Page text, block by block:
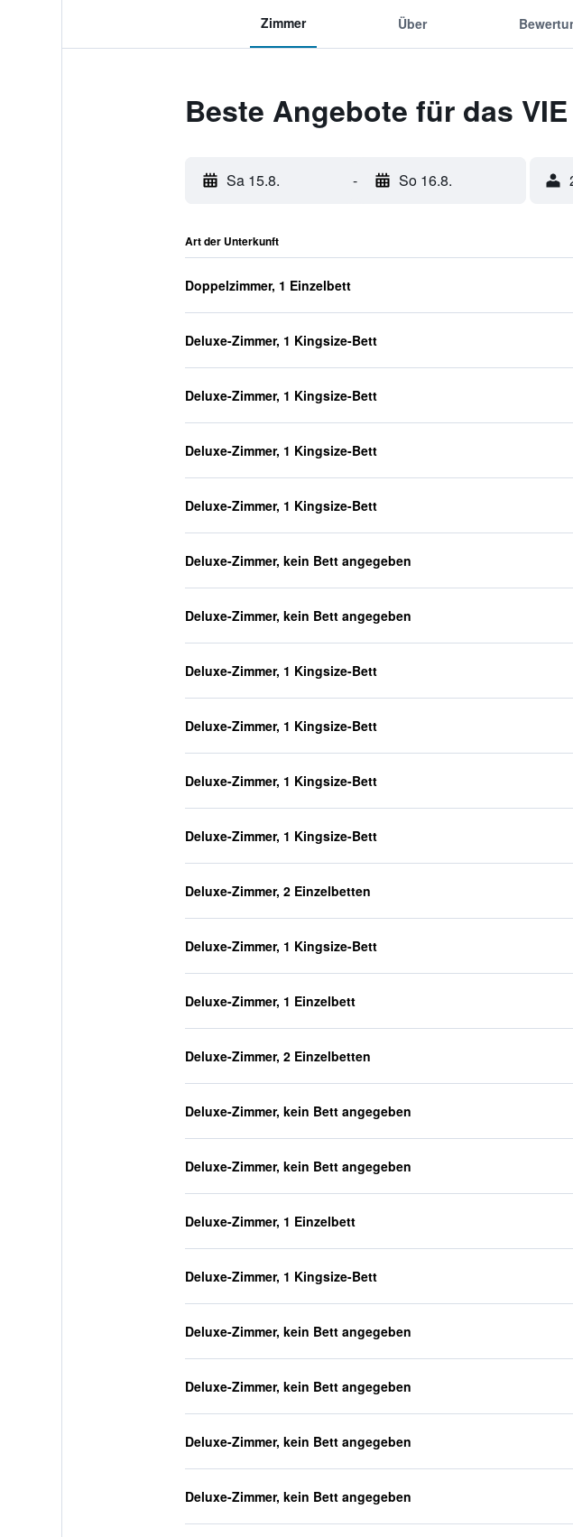
Zimmer Über
Beste Angebote für das
Sa 15.8. - So 16.8.
Art der Unterkunft
Doppelzimmer, 1 Einzelbett
Deluxe-Zimmer, 1 Kingsize-Bett
Deluxe-Zimmer, 1 Kingsize-Bett
Deluxe-Zimmer, 1 Kingsize-Bett
Deluxe-Zimmer, 1 Kingsize-Bett
Deluxe-Zimmer, kein Bett angegeben
Deluxe-Zimmer, kein Bett angegeben
Deluxe-Zimmer, 1 Kingsize-Bett
Deluxe-Zimmer, 1 Kingsize-Bett
Deluxe-Zimmer, 1 Kingsize-Bett
Deluxe-Zimmer, 1 Kingsize-Bett
Deluxe-Zimmer, 2 Einzelbetten
Deluxe-Zimmer, 1 Kingsize-Bett
Deluxe-Zimmer, 1 Einzelbett
Deluxe-Zimmer, 2 Einzelbetten
Deluxe-Zimmer, kein Bett angegeben
Deluxe-Zimmer, kein Bett angegeben
Deluxe-Zimmer, 1 Einzelbett
Deluxe-Zimmer, 1 Kingsize-Bett
Deluxe-Zimmer, kein Bett angegeben
Deluxe-Zimmer, kein Bett angegeben
Deluxe-Zimmer, kein Bett angegeben
Deluxe-Zimmer, kein Bett angegeben